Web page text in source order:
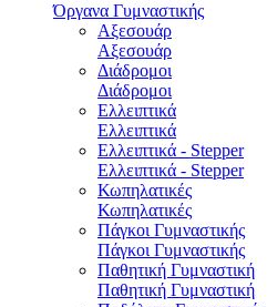
Όργανα Γυμναστικής
Αξεσουάρ
Αξεσουάρ
Διάδρομοι
Διάδρομοι
Ελλειπτικά
Ελλειπτικά
Ελλειπτικά - Stepper
Ελλειπτικά - Stepper
Κωπηλατικές
Κωπηλατικές
Πάγκοι Γυμναστικής
Πάγκοι Γυμναστικής
Παθητική Γυμναστική
Παθητική Γυμναστική